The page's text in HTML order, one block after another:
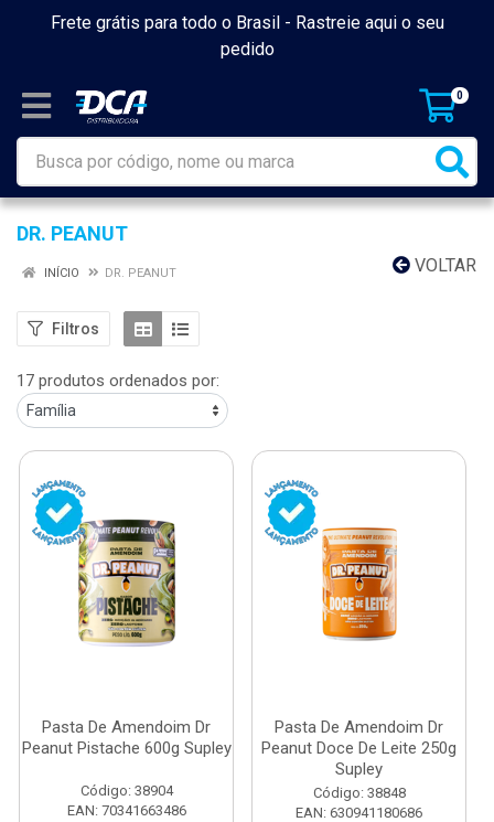
Frete grátis para todo o Brasil - Rastreie aqui o seu
pedido
0
DR. PEANUT
VOLTAR
INÍCIO DR. PEANUT
Filtros
17 produtos ordenados por:
Pasta De Amendoim Dr
Peanut Pistache 600g Supley
Código: 38904
EAN: 70341663486
Pasta De Amendoim Dr
Peanut Doce De Leite 250g
Supley
Código: 38848
EAN: 630941180686